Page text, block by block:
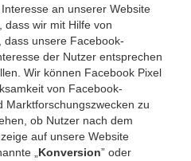
an unserer Website
dass wir mit Hilfe von
dass unsere Facebook-
der Nutzer entsprechen
Wir können Facebook Pixel
von Facebook-
Marktforschungszwecken zu
ob Nutzer nach dem
auf unsere Website
„ Konversion” oder